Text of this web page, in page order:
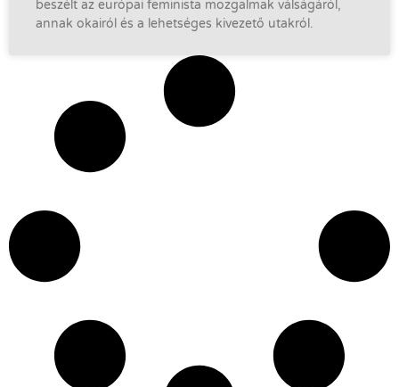
beszélt az európai feminista mozgalmak válságáról,
annak okairól és a lehetséges kivezető utakról.